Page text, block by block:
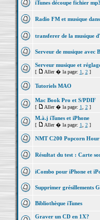
iTunes découpe fichier
Radio FM et musique
transferer de la musique
Serveur de musique avec
Serveur musique et
[ Aller � la page: 1 2]
Tutoriels MAO
Mac Book Pro et S/PDIF
[ Aller � la page: 1 2]
M.à.j iTunes et iPhone
[ Aller � la page: 1 2]
NMT C200 Popcorn Hour
Résultat du test : Carte
iCombo pour iPhone et
Supprimer grésillements
Bibliothèque iTunes
Graver un CD en 1X?